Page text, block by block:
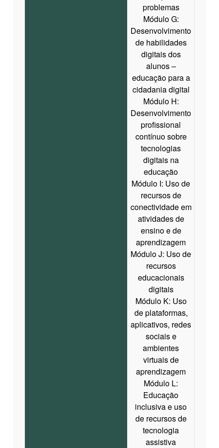
problemas
Módulo G:
Desenvolvimento
de habilidades
digitais dos
alunos –
educação para a
cidadania digital
Módulo H:
Desenvolvimento
profissional
contínuo sobre
tecnologias
digitais na
educação
Módulo I: Uso de
recursos de
conectividade em
atividades de
ensino e de
aprendizagem
Módulo J: Uso de
recursos
educacionais
digitais
Módulo K: Uso
de plataformas,
aplicativos, redes
sociais e
ambientes
virtuais de
aprendizagem
Módulo L:
Educação
inclusiva e uso
de recursos de
tecnologia
assistiva